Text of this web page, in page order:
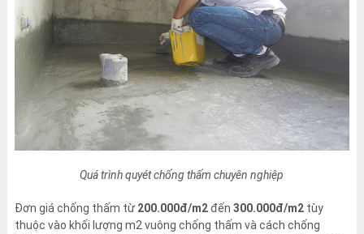
Quá trình quyét chống thấm chuyên nghiệp
Đơn giá chống thấm từ 200.000đ/m2đến 300.000đ/m2tùy
thuộc vào khối lượng m2 vuông chống thấm và cách chống